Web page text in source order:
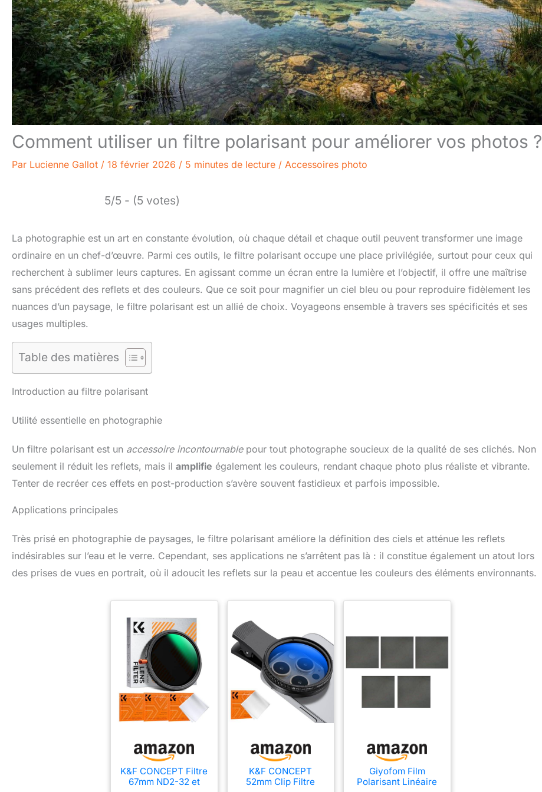
Comment utiliser un filtre polarisant pour améliorer vos photos ?
Par Lucienne Gallot / 18 février 2026 / 5 minutes de lecture / Accessoires photo
5/5 - (5 votes)
La photographie est un art en constante évolution, où chaque détail et chaque outil peuvent transformer une image
ordinaire en un chef-d’œuvre. Parmi ces outils, le filtre polarisant occupe une place privilégiée, surtout pour ceux qui
recherchent à sublimer leurs captures. En agissant comme un écran entre la lumière et l’objectif, il offre une maîtrise
sans précédent des reflets et des couleurs. Que ce soit pour magnifier un ciel bleu ou pour reproduire fidèlement les
nuances d’un paysage, le filtre polarisant est un allié de choix. Voyageons ensemble à travers ses spécificités et ses
usages multiples.
Table des matières
Introduction au filtre polarisant
Utilité essentielle en photographie
Un filtre polarisant est un accessoire incontournablepour tout photographe soucieux de la qualité de ses clichés. Non
seulement il réduit les reflets, mais il amplifie également les couleurs, rendant chaque photo plus réaliste et vibrante.
Tenter de recréer ces effets en post-production s’avère souvent fastidieux et parfois impossible.
Applications principales
Très prisé en photographie de paysages, le filtre polarisant améliore la définition des ciels et atténue les reflets
indésirables sur l’eau et le verre. Cependant, ses applications ne s’arrêtent pas là : il constitue également un atout lors
des prises de vues en portrait, où il adoucit les reflets sur la peau et accentue les couleurs des éléments environnants.
K&F CONCEPT Filtre
67mm ND2-32 et
K&F CONCEPT
52mm Clip Filtre
Giyofom Film
Polarisant Linéaire